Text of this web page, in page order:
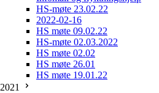
HS-møte 23.02.22
2022-02-16
HS møte 09.02.22
HS-møte 02.03.2022
HS møte 02.02
HS møte 26.01
HS møte 19.01.22
2021